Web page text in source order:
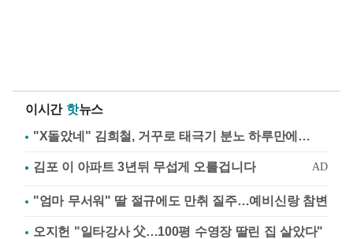
이시간 핫뉴스
"X돌았네" 김희철, 거꾸로 태극기 분노 하루만에…
"엄마 무서워" 딸 절규에도 만취 질주…예비신랑 참변
오지헌 "일타강사 父…100평 수영장 딸린 집 살았다"